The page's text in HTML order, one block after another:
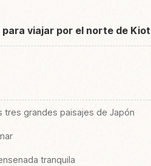
para viajar por el norte de
tres grandes paisajes de Japón
tranquila